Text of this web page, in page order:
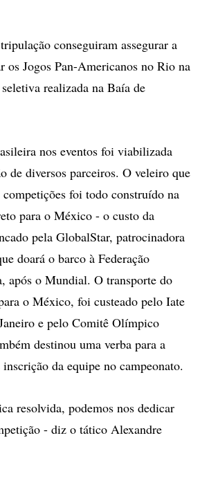
conseguiram assegurar a
os Jogos Pan-Americanos no Rio na
realizada na Baía de
nos eventos foi viabilizada
de diversos parceiros. O veleiro que
foi todo construído na
para o México - o custo da
pela GlobalStar, patrocinadora
doará o barco à Federação
após o Mundial. O transporte do
o México, foi custeado pelo Iate
e pelo Comitê Olímpico
destinou uma verba para a
da equipe no campeonato.
resolvida, podemos nos dedicar
- diz o tático Alexandre